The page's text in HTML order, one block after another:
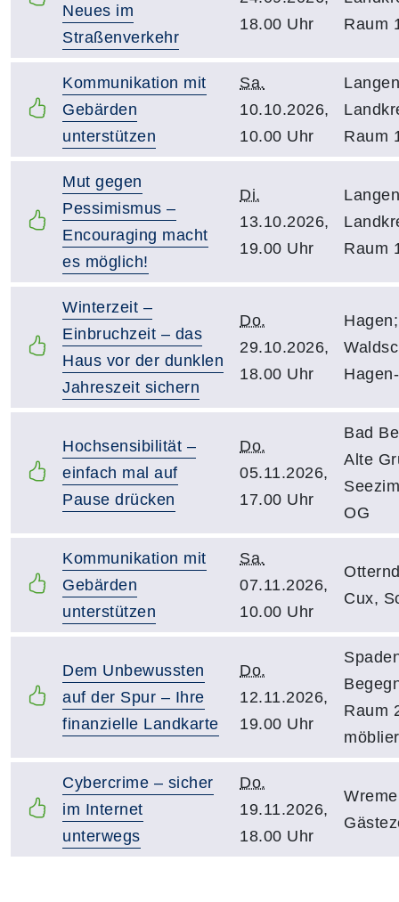
Neues im
Straßenverkehr
18.00 Uhr
Raum
Kommunikation mit
Gebärden
unterstützen
Sa.
10.10.2026,
10.00 Uhr
Raum
Mut gegen
Pessimismus –
Encouraging macht
es möglich!
Di.
13.10.2026,
19.00 Uhr
Raum
Winterzeit –
Einbruchzeit – das
Haus vor der dunklen
Jahreszeit sichern
Do.
29.10.2026,
18.00 Uhr
Hagen;
Hochsensibilität –
einfach mal auf
Pause drücken
Do.
05.11.2026,
17.00 Uhr
Bad
Alte
OG
Kommunikation mit
Gebärden
unterstützen
Sa.
07.11.2026,
10.00 Uhr
Cux,
Dem Unbewussten
auf der Spur – Ihre
finanzielle Landkarte
Do.
12.11.2026,
19.00 Uhr
Raum
Cybercrime – sicher
im Internet
unterwegs
Do.
19.11.2026,
18.00 Uhr